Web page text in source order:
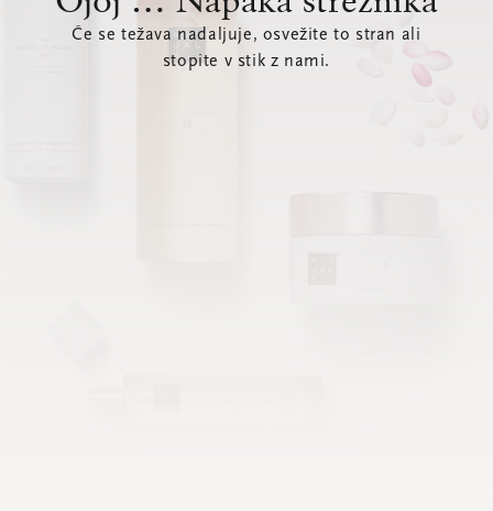
Če se težava nadaljuje, osvežite to stran ali
stopite v stik z nami.